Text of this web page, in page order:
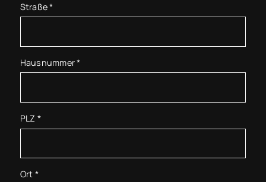
Straße*
Hausnummer*
PLZ *
Ort *